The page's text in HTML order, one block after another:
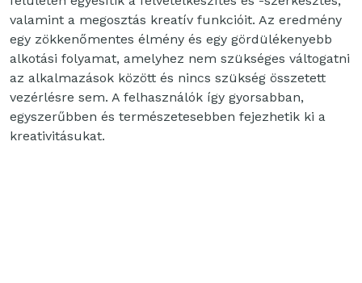
valamint a megosztás kreatív funkcióit. Az eredmény
egy zökkenőmentes élmény és egy gördülékenyebb
alkotási folyamat, amelyhez nem szükséges váltogatni
az alkalmazások között és nincs szükség összetett
vezérlésre sem. A felhasználók így gyorsabban,
egyszerűbben és természetesebben fejezhetik ki a
kreativitásukat.